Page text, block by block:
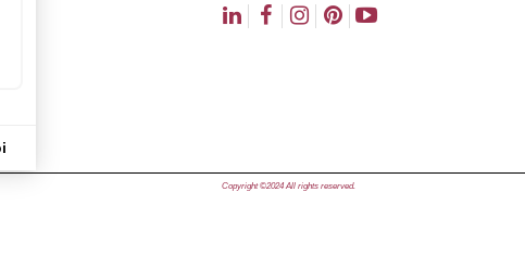
Copyright ©2024 All rights reserved.
de confidentialité, en garantissant la conformité avec les